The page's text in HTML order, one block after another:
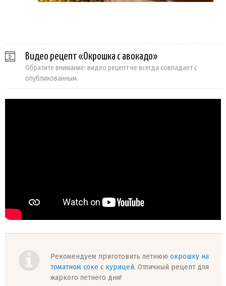
Видео рецепт «Окрошка с авокадо»
Обратите внимание: видео рецепт не всегда совпадает с
опубликованным.
Рекомендуем приготовить летнюю окрошку на
томатном соке с курицей. Отличный рецепт для
жаркого летнего дня!